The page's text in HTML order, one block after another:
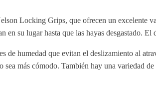
Locking Grips, que ofrecen un excelente
en su lugar hasta que las hayas desgastado.
humedad que evitan el deslizamiento al
más cómodo. También hay una variedad